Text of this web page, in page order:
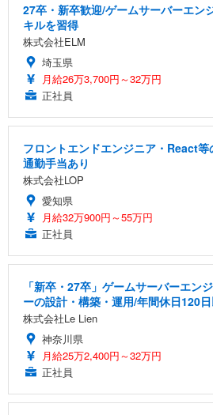
27卒・新卒歓迎/ゲームサーバーエン
キルを習得
株式会社ELM
埼玉県
月給26万3,700円～32万円
正社員
フロントエンドエンジニア・React等
通勤手当あり
株式会社LOP
愛知県
月給32万900円～55万円
正社員
「新卒・27卒」ゲームサーバーエン
ーの設計・構築・運用/年間休日120
株式会社Le Lien
神奈川県
月給25万2,400円～32万円
正社員